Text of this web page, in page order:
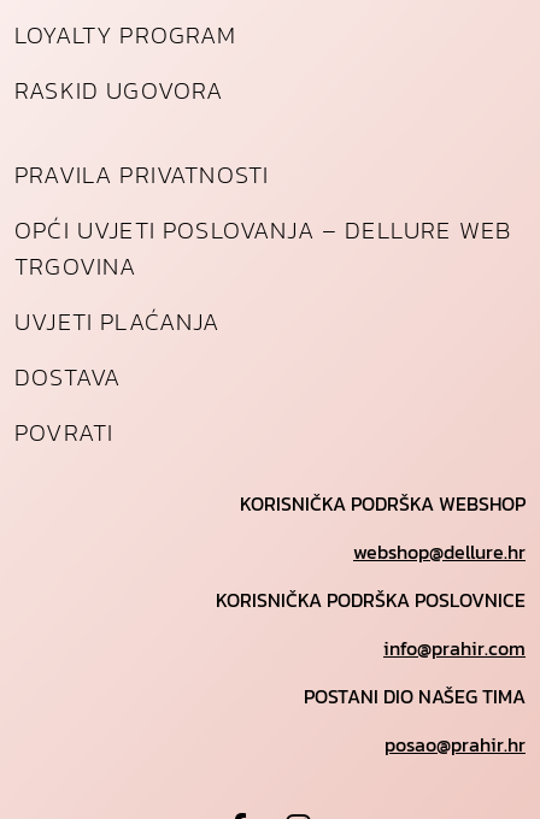
LOYALTY PROGRAM
RASKID UGOVORA
PRAVILA PRIVATNOSTI
OPĆI UVJETI POSLOVANJA – DELLURE WEB
TRGOVINA
UVJETI PLAĆANJA
DOSTAVA
POVRATI
KORISNIČKA PODRŠKA WEBSHOP
webshop@dellure.hr
KORISNIČKA PODRŠKA POSLOVNICE
info@prahir.com
POSTANI DIO NAŠEG TIMA
posao@prahir.hr